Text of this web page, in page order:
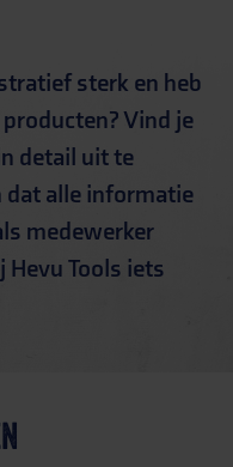
sterk en heb
Vind je
detail uit te
dat alle informatie
medewerker
Tools iets